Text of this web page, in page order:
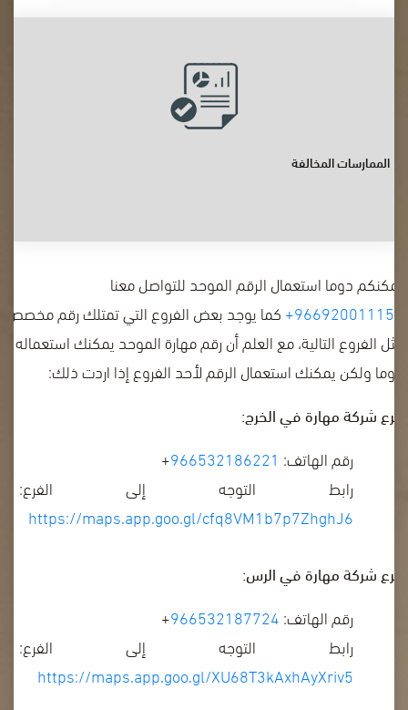
الممارسات المخالفة
يمكنكم دوما استعمال الرقم الموحد للتواصل معنا
966920011151+ كما يوجد بعض الفروع التي تمتلك رقم مخصص
مثل الفروع التالية، مع العلم أن رقم مهارة الموحد يمكنك استعماله
دوما ولكن يمكنك استعمال الرقم لأحد الفروع إذا اردت ذلك:
فرع شركة مهارة في الخرج:
رقم الهاتف: 966532186221
+
رابط التوجه إلى الفرع:
https://maps.app.goo.gl/cfq8VM1b7p7ZhghJ6
فرع شركة مهارة في الرس:
رقم الهاتف:966532187724
+
رابط التوجه إلى الفرع:
https://maps.app.goo.gl/XU68T3kAxhAyXriv5